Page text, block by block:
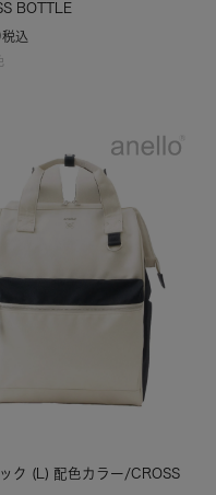
BOTTLE
税込
ク (L) 配色カラー/CROSS